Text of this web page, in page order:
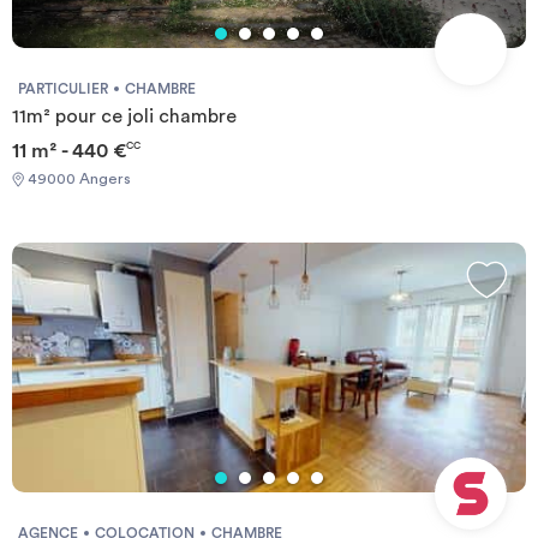
PARTICULIER CHAMBRE
11m² pour ce joli chambre
11 m² - 440 €CC
49000 Angers
AGENCE COLOCATION CHAMBRE